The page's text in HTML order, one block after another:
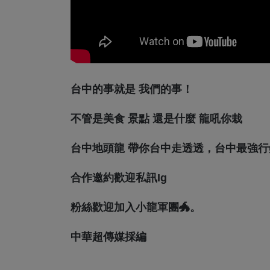
台中的事就是 我們的事！
不管是美食 景點 還是什麼 龍吼你栽
台中地頭龍 帶你台中走透透，台中最強
合作邀約歡迎私訊ig
粉絲歡迎加入小龍軍團🐲。
中華超傳媒採編